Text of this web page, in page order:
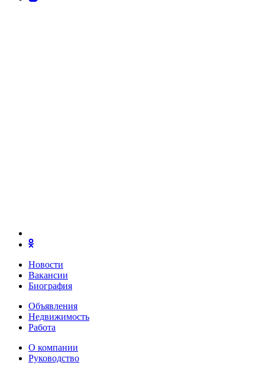
Новости
Вакансии
Биография
Объявления
Недвижимость
Работа
О компании
Руководство